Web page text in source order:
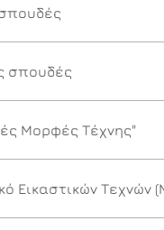
σπουδές
Μορφές Τέχνης"
Εικαστικών Τεχνών